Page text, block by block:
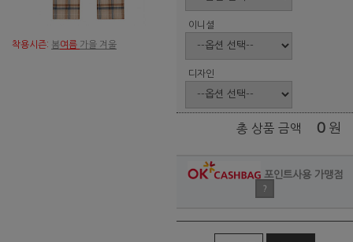
착용시즌: 봄 여름 가을 겨울
이니셜
디자인
총 상품 금액 0 원
포인트사용 가맹점
?